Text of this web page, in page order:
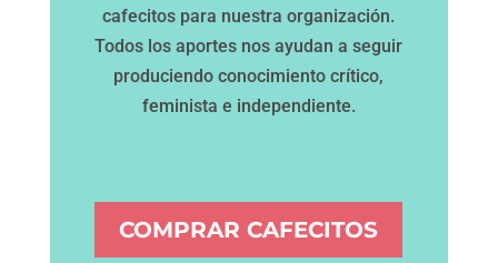
cafecitos para nuestra organización.
Todos los aportes nos ayudan a seguir
produciendo conocimiento crítico,
feminista e independiente.
COMPRAR CAFECITOS